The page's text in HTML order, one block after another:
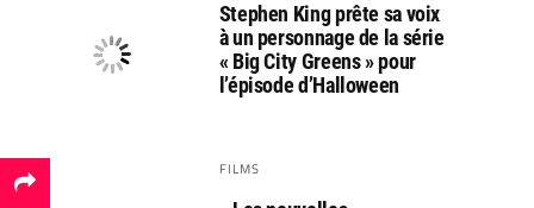
Stephen King prête sa voix
à un personnage de la série
« Big City Greens » pour
l’épisode d’Halloween
FILMS